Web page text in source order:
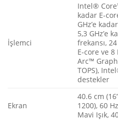
İşlemci
Intel®
kadar E-
GHz’e
5,3 GHz’e
frekansı,
E-core ve 8
Arc™
TOPS),
destekler
Ekran
40.6 cm
1200), 60
Mavi Işık,